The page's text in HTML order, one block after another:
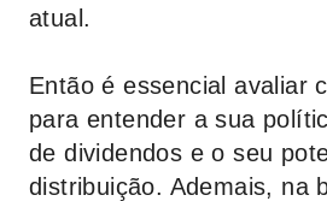
atual.
Então é essencial avaliar
para entender a sua
de dividendos e o seu
distribuição. Ademais, na